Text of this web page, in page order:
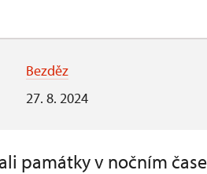
Bezděz
27. 8. 2024
památky v nočním